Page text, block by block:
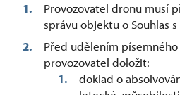
Provozovatel dronu musí
správu objektu o Souhlas
Před udělením písemného
provozovatel doložit:
doklad o